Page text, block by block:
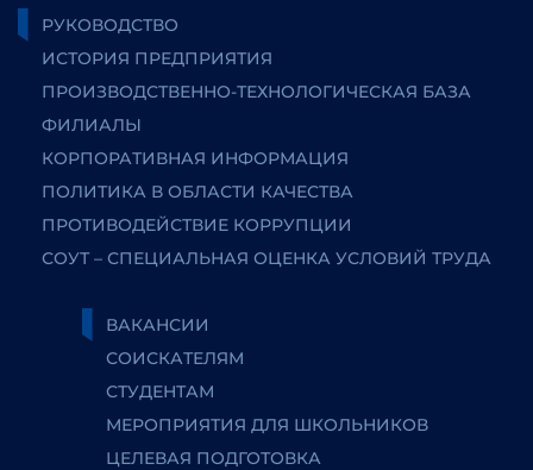
РУКОВОДСТВО
ИСТОРИЯ ПРЕДПРИЯТИЯ
ПРОИЗВОДСТВЕННО-ТЕХНОЛОГИЧЕСКАЯ БАЗА
ФИЛИАЛЫ
КОРПОРАТИВНАЯ ИНФОРМАЦИЯ
ПОЛИТИКА В ОБЛАСТИ КАЧЕСТВА
ПРОТИВОДЕЙСТВИЕ КОРРУПЦИИ
СОУТ – СПЕЦИАЛЬНАЯ ОЦЕНКА УСЛОВИЙ ТРУДА
ВАКАНСИИ
СОИСКАТЕЛЯМ
СТУДЕНТАМ
МЕРОПРИЯТИЯ ДЛЯ ШКОЛЬНИКОВ
ЦЕЛЕВАЯ ПОДГОТОВКА